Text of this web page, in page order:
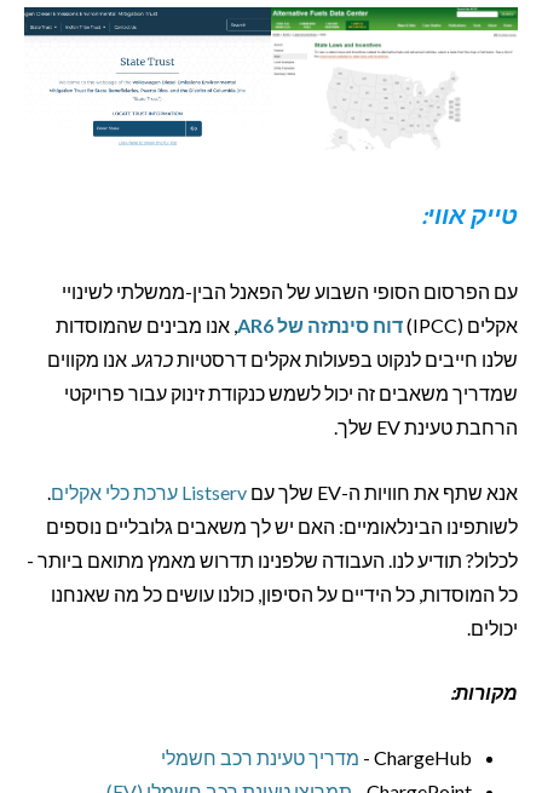
טייק אווי:
עם הפרסום הסופי השבוע של הפאנל הבין-ממשלתי לשינויי
אקלים (IPCC)
דוח סינתזה של AR6
, אנו מבינים שהמוסדות
שלנו חייבים לנקוט בפעולות אקלים דרסטיותכרגע. אנו מקווים
שמדריך משאבים זה יכול לשמש כנקודת זינוק עבור פרויקטי
הרחבת טעינת EV שלך.
אנא שתף את חוויות ה-EV שלך עם Listserv ערכת כלי אקלים
.
לשותפינו הבינלאומיים: האם יש לך משאבים גלובליים נוספים
לכלול? תודיע לנו. העבודה שלפנינו תדרוש מאמץ מתואם ביותר -
כל המוסדות, כל הידיים על הסיפון, כולנו עושים כל מה שאנחנו
יכולים.
מקורות:
ChargeHub -
מדריך טעינת רכב חשמלי